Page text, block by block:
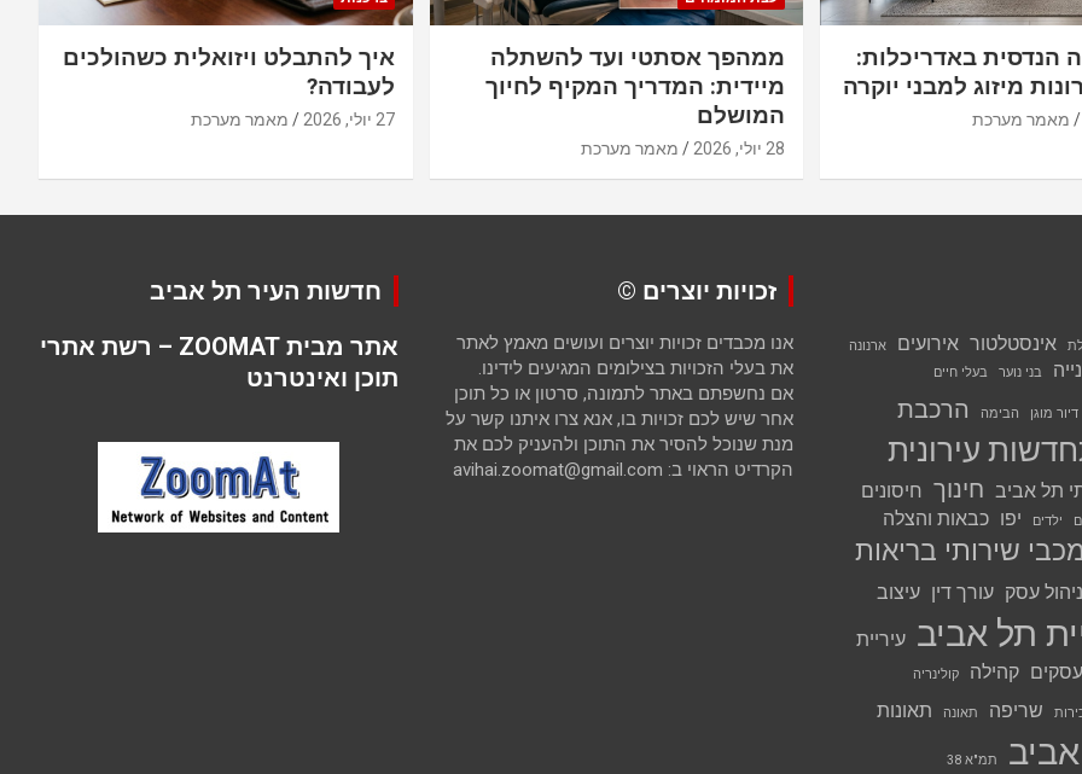
הנדסית באדריכלות:
מיזוג למבני יוקרה
מאמר מערכת
ממהפך אסתטי ועד להשתלה
מיידית: המדריך המקיף לחיוך
המושלם
28 יולי, 2026 מאמר מערכת
איך להתבלט ויזואלית כשהולכים
לעבודה?
27 יולי, 2026 מאמר מערכת
אינסטלטור אירועים
ארנונה
בני נוער בעלי חיים
דיור מוגן הבימה
הרכבת
עירונית
תל אביב חינוך חיסונים
ילדים יפו כבאות והצלה
מכבי שירותי בריאות
ניהול עסק עורך דין עיצוב
תל אביב עיריית
עסקים קהילה קולינריה
שריפה תאונה תאונות
תמ"א 38
זכויות יוצרים ©
אנו מכבדים זכויות יוצרים ועושים מאמץ לאתר
את בעלי הזכויות בצילומים המגיעים לידינו.
אם נחשפתם באתר לתמונה, סרטון או כל תוכן
אחר שיש לכם זכויות בו, אנא צרו איתנו קשר על
מנת שנוכל להסיר את התוכן ולהעניק לכם את
הקרדיט הראוי ב: avihai.zoomat@gmail.com
חדשות העיר תל אביב
אתר מבית ZOOMAT – רשת אתרי
תוכן ואינטרנט